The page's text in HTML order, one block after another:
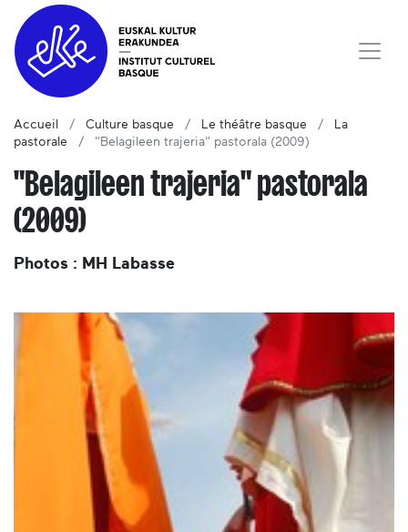
Accueil Culture basque Le théâtre basque
La
pastorale
"Belagileen trajeria" pastorala (2009)
"Belagileen trajeria" pastorala
(2009)
Photos : MH Labasse